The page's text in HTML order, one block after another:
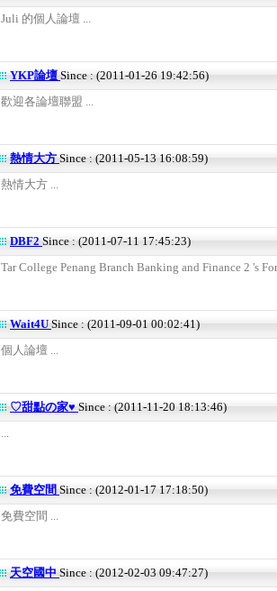
Juli 的個人論壇 ...
YKP論壇 Since : (2011-01-26 19:42:56)
歡迎各論壇聯盟 ...
熱情大方 Since : (2011-05-13 16:08:59)
熱情大方 ...
DBF2 Since : (2011-07-11 17:45:23)
Tar College Penang Branch Banking and Finance 2 's
Wait4U Since : (2011-09-01 00:02:41)
個人論壇 ...
♡甜點の家♥ Since : (2011-11-20 18:13:46)
...
免費空間 Since : (2012-01-17 17:18:50)
免費空間 ...
天空國中 Since : (2012-02-03 09:47:27)